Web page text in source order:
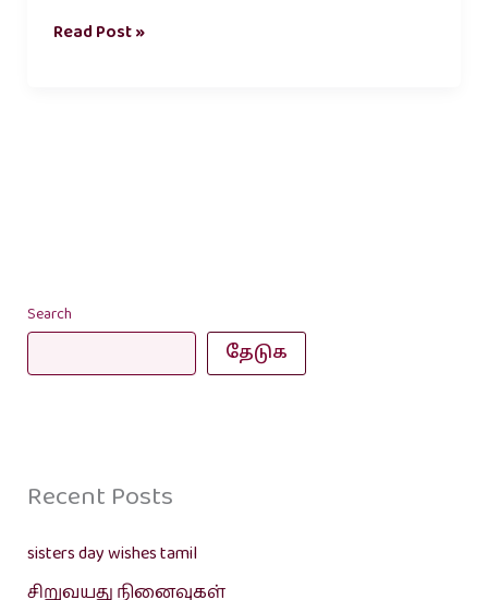
Read Post »
Search
தேடுக
Recent Posts
sisters day wishes tamil
சிறுவயது நினைவுகள்